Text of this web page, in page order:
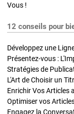
Vous !
12 conseils pour
Développez une
Présentez-vous :
L'Art de Choisir un
Optimiser vos
Engagez la